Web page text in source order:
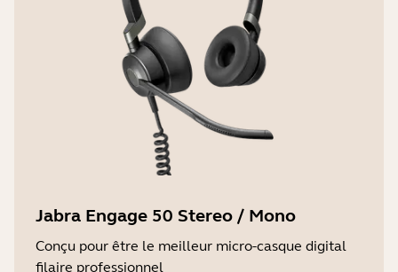
Jabra Engage 50 Stereo / Mono
Conçu pour être le meilleur micro-casque digital
filaire professionnel